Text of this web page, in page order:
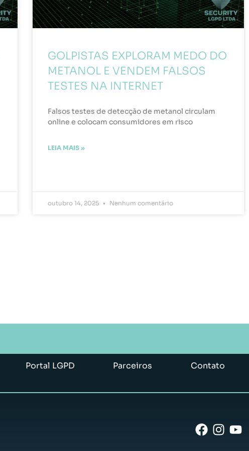
GOLPISTAS EXPLORAM MEDO DO
METANOL E VENDEM FALSOS
TESTES NA INTERNET
Falsos testes de detecção de metanol circulam
online e colocam consumidores em risco
LEIA MAIS »
outubro 14, 2025 Nenhum comentário
Portal LGPD Parceiros
Contato